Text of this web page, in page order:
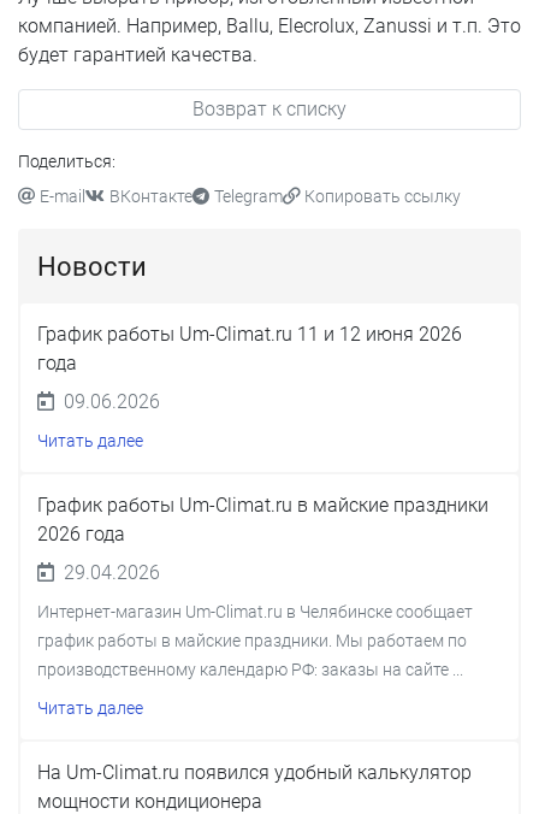
Новости
График работы Um-Climat.ru 11 и 12 июня 2026
года
09.06.2026
Читать далее
График работы Um-Climat.ru в майские праздники
2026 года
29.04.2026
Интернет-магазин Um-Climat.ru в Челябинске сообщает
график работы в майские праздники. Мы работаем по
производственному календарю РФ: заказы на сайте ...
Читать далее
На Um-Climat.ru появился удобный калькулятор
мощности кондиционера
компанией. Например, Ballu, Elecrolux, Zanussi и т.п. Это
будет гарантией качества.
Возврат к списку
Поделиться:
E-mail
ВКонтакте Telegram Копировать ссылку